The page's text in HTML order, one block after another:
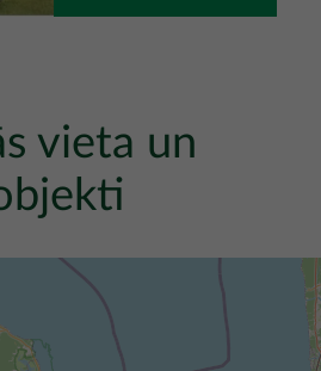
vieta un